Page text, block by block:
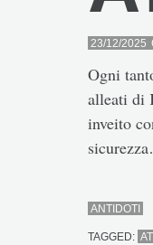
23/12/2025
Ogni
alleati di
inveito
ANTIDOTI
TAGGED: